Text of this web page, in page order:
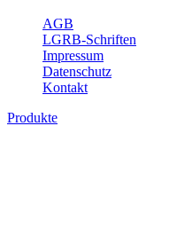
AGB
LGRB-Schriften
Impressum
Datenschutz
Kontakt
Produkte